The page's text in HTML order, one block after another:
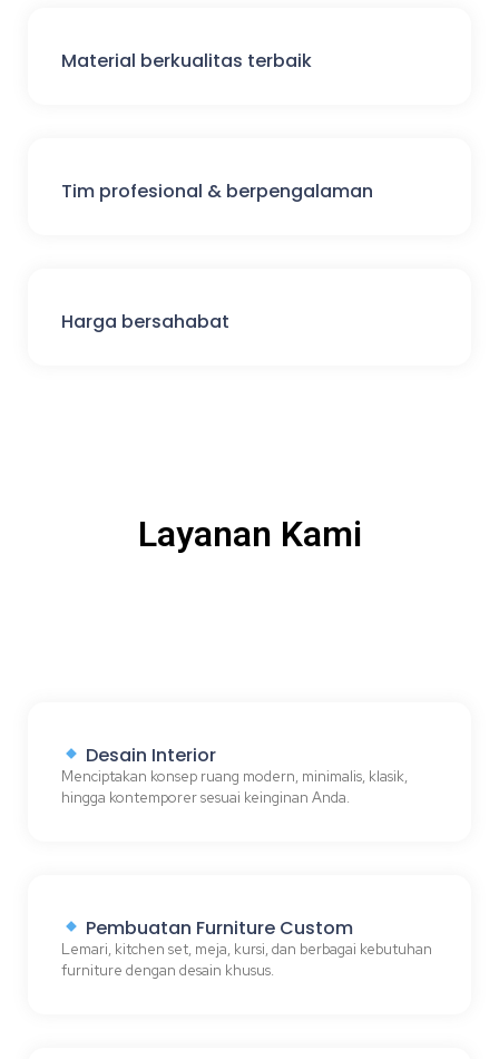
Material berkualitas terbaik
Tim profesional & berpengalaman
Harga bersahabat
Layanan Kami
Desain Interior
Menciptakan konsep ruang modern, minimalis, klasik,
hingga kontemporer sesuai keinginan Anda.
Pembuatan Furniture Custom
Lemari, kitchen set, meja, kursi, dan berbagai kebutuhan
furniture dengan desain khusus.